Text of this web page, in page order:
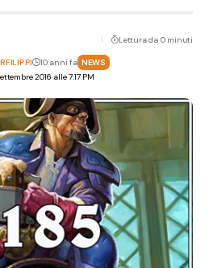
2016 alle 7:17 PM
10 anni fa NEWS
Lettura da 0 minuti